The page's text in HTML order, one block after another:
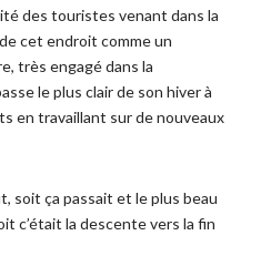
des touristes venant dans la
cet endroit comme un
très engagé dans la
le plus clair de son hiver à
en travaillant sur de nouveaux
soit ça passait et le plus beau
c’était la descente vers la fin